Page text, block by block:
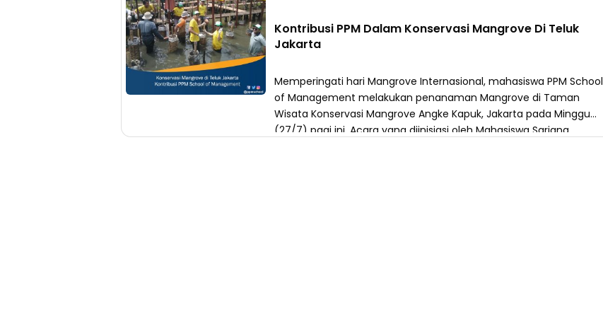
Kontribusi PPM Dalam Konservasi Mangrove Di Teluk
Jakarta
Memperingati hari Mangrove Internasional, mahasiswa PPM School
of Management melakukan penanaman Mangrove di Taman
Wisata Konservasi Mangrove Angke Kapuk, Jakarta pada Minggu
(27/7) pagi ini. Acara yang diinisiasi oleh Mahasiswa Sarjana